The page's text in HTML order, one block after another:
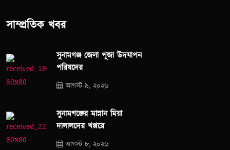
সাম্প্রতিক খবর
সুনামগঞ্জ জেলা পূজা উদযাপন
পরিষদের
আগস্ট ৯, ২০২৬
সুনামগঞ্জের মান্নান মিয়া
দালালদের খপ্পরে
আগস্ট ৮, ২০২৬